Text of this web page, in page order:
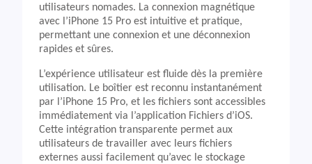
utilisateurs nomades. La connexion magnétique
avec l’iPhone 15 Pro est intuitive et pratique,
permettant une connexion et une déconnexion
rapides et sûres.
L’expérience utilisateur est fluide dès la première
utilisation. Le boîtier est reconnu instantanément
par l’iPhone 15 Pro, et les fichiers sont accessibles
immédiatement via l’application Fichiers d’iOS.
Cette intégration transparente permet aux
utilisateurs de travailler avec leurs fichiers
externes aussi facilement qu’avec le stockage